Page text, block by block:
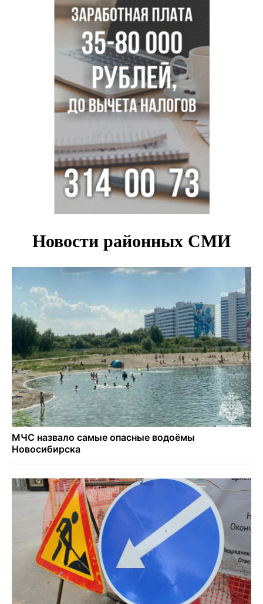
Знаменитый орангутан Бату отметил юбилей в
новосибирском зоопарке
Новосибирские хирурги спасли сердце восьмиклассницы
с донорским клапаном